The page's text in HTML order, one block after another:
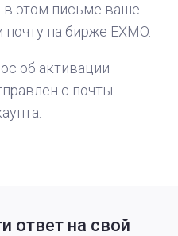
в этом письме ваше
на бирже EXMO.
об активации
с почты-
ответ на свой